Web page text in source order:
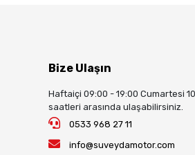
Bize Ulaşın
Haftaiçi 09:00 - 19:00 Cumartesi
saatleri arasında ulaşabilirsiniz.
0533 968 27 11
info@suveydamotor.com